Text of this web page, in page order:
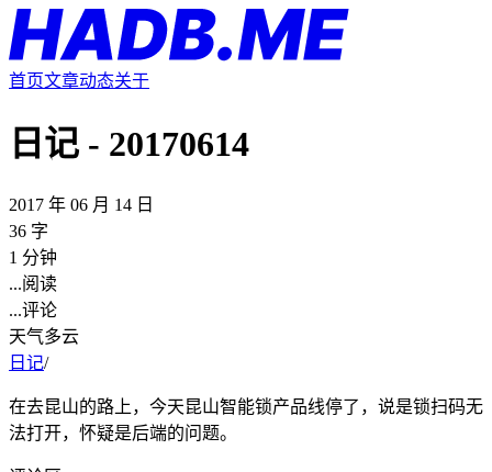
首页文章动态关于
日记 - 20170614
2017 年 06 月 14 日
36 字
1 分钟
...阅读
...评论
天气多云
日记/
在去昆山的路上，今天昆山智能锁产品线停了，说是锁扫码无
法打开，怀疑是后端的问题。